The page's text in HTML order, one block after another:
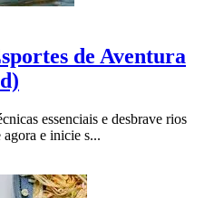
de Aventura
essenciais e desbrave rios
e inicie s...